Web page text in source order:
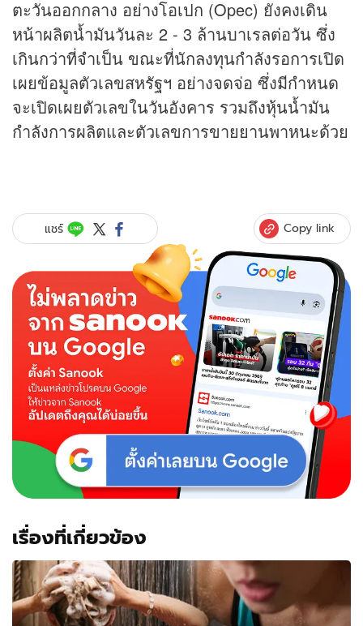
ตะวันออกกลาง อย่างโอเปก (Opec) ยังคงเดิน
หน้าผลิตน้ำมันวันละ 2 - 3 ล้านบาเรลต่อวัน ซึ่ง
เกินกว่าที่จำเป็น ขณะที่นักลงทุนกำลังรอการเปิด
เผยข้อมูลตัวเลขสหรัฐฯ อย่างจดจ่อ ซึ่งมีกำหนด
จะเปิดเผยตัวเลขในวันอังคาร รวมถึงหุ้นน้ำมัน
กำลังการผลิตและตัวเลขการขายยานพาหนะด้วย
แชร์ Copy link
เรื่องที่เกี่ยวข้อง